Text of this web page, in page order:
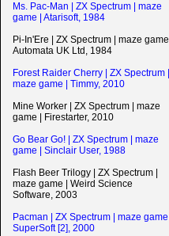
Ms. Pac-Man | ZX Spectrum | maze
game | Atarisoft, 1984
Pi-In'Ere | ZX Spectrum | maze game |
Automata UK Ltd, 1984
Forest Raider Cherry | ZX Spectrum |
maze game | Timmy, 2010
Mine Worker | ZX Spectrum | maze
game | Firestarter, 2010
Go Bear Go! | ZX Spectrum | maze
game | Sinclair User, 1988
Flash Beer Trilogy | ZX Spectrum |
maze game | Weird Science
Software, 2003
Pacman | ZX Spectrum | maze game |
SuperSoft [2], 2000